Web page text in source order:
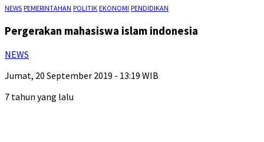
NEWS PEMERINTAHAN POLITIK EKONOMI PENDIDIKAN
Pergerakan mahasiswa islam indonesia
NEWS
Jumat, 20 September 2019 - 13:19 WIB
7 tahun yang lalu